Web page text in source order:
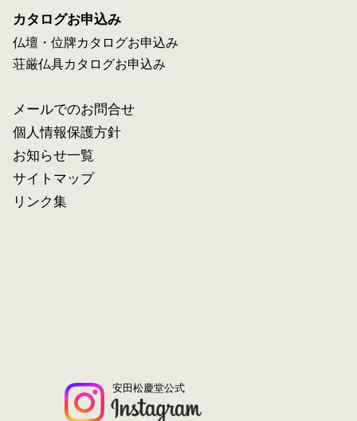
カタログお申込み
仏壇・位牌カタログお申込み
荘厳仏具カタログお申込み
メールでのお問合せ
個人情報保護方針
お知らせ一覧
サイトマップ
リンク集
安田松慶堂公式